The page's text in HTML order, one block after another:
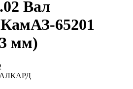
Вал
65201
мм)